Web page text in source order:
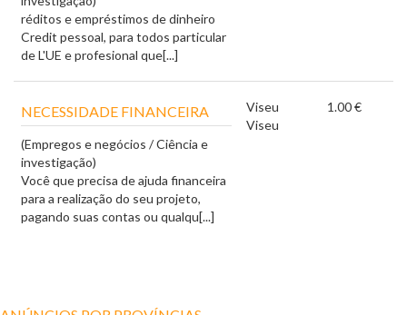
réditos e empréstimos de dinheiro
Credit pessoal, para todos particular
de L'UE e profesional que[...]
NECESSIDADE FINANCEIRA
(Empregos e negócios / Ciência e
investigação)
Você que precisa de ajuda financeira
para a realização do seu projeto,
pagando suas contas ou qualqu[...]
Viseu
Viseu
1.00 €